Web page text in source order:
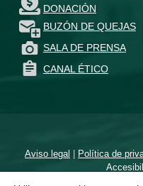
DONACIÓN
BUZÓN DE QUEJAS
SALA DE PRENSA
CANAL ÉTICO
Aviso legal | Política de